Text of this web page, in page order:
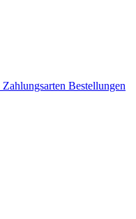
Zahlungsarten Bestellungen